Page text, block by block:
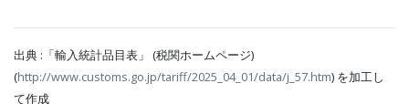
出典 :「輸入統計品目表」 (税関ホームページ)
(http://www.customs.go.jp/tariff/2025_04_01/data/j_57.htm) を加工し
て作成